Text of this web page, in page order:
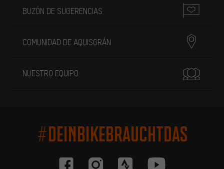
BUZÓN DE SUGERENCIAS
COMUNIDAD DE AQUISGRÁN
NUESTRO EQUIPO
#DEINBIKEBRAUCHTDAS